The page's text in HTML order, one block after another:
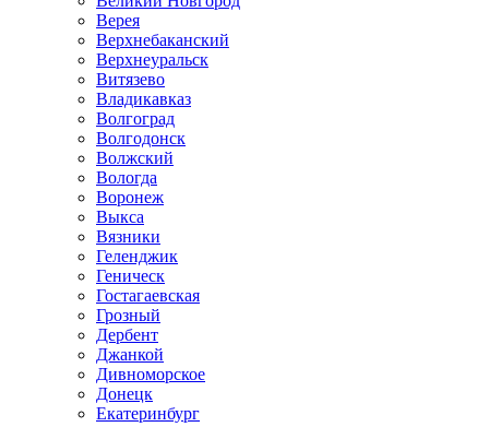
Верея
Верхнебаканский
Верхнеуральск
Витязево
Владикавказ
Волгоград
Волгодонск
Волжский
Вологда
Воронеж
Выкса
Вязники
Геленджик
Геническ
Гостагаевская
Грозный
Дербент
Джанкой
Дивноморское
Донецк
Екатеринбург